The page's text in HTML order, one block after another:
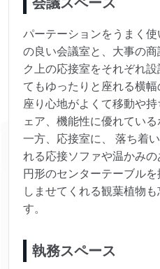
パーテーションをうまく
の良い会議室と、大事の
ク上の応接室をそれぞれ
てもゆったりと座れる横幅
座り心地がよくて移動や
ェア、機能性に優れている
一方、応接室に、 落ち着
れる応接ソファや温かみ
円形のセンターテーブル
しませてくれる観葉植物
す。
執務スペース